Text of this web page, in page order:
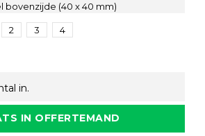
bovenzijde (40 x 40 mm)
2 3 4
in.
IN OFFERTEMAND